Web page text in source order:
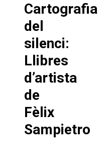
Cartografia
del
silenci:
Llibres
d’artista
de
Fèlix
Sampietro